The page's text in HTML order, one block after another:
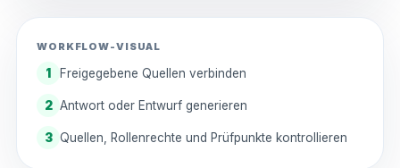
WORKFLOW-VISUAL
1 Freigegebene Quellen verbinden
2 Antwort oder Entwurf generieren
3 Quellen, Rollenrechte und Prüfpunkte kontrollieren